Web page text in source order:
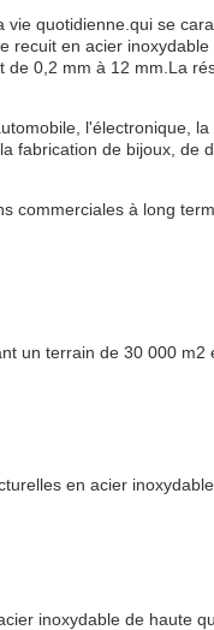
quotidienne.qui se
recuit en acier
0,2 mm à 12 mm.La
l'électronique,
fabrication de bijoux, de
commerciales à long
un terrain de 30 000 m2
en acier inoxydable.
inoxydable de haute